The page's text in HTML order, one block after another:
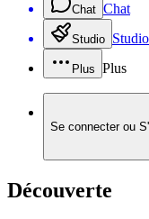
Chat Chat
Studio Studio
Plus Plus
Se connecter ou
Découverte